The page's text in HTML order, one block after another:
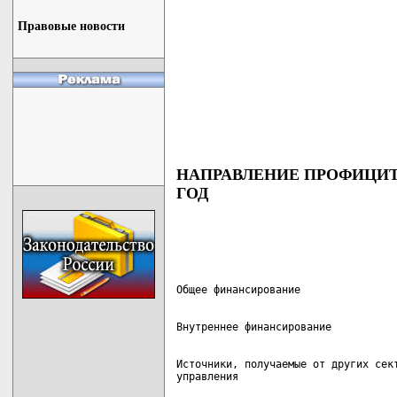
Правовые новости
НАПРАВЛЕНИЕ
ГОД
Источники, получаемые от других